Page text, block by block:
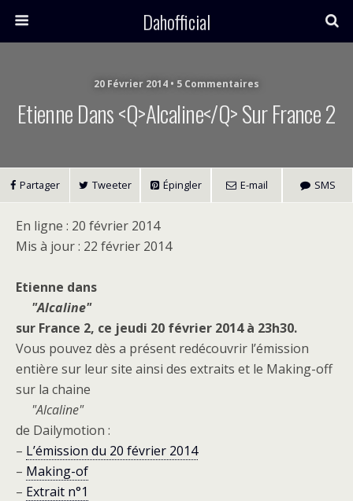
Dahofficial
20 Février 2014 • 5 Commentaires
Etienne Dans <q>Alcaline</q> Sur France 2
Partager Tweeter Épingler E-mail SMS
En ligne : 20 février 2014
Mis à jour : 22 février 2014
Etienne dans
Alcaline
sur France 2, ce jeudi 20 février 2014 à 23h30.
Vous pouvez dès a présent redécouvrir l’émission
entière sur leur site ainsi des extraits et le Making-off
sur la chaine
Alcaline
de Dailymotion :
– L’émission du 20 février 2014
– Making-of
– Extrait n°1